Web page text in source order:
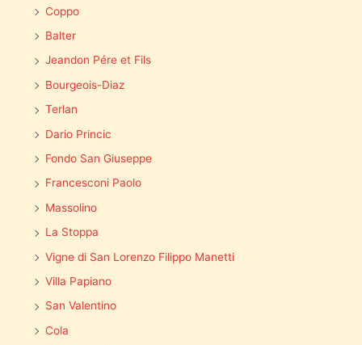
Coppo
Balter
Jeandon Pére et Fils
Bourgeois-Diaz
Terlan
Dario Princic
Fondo San Giuseppe
Francesconi Paolo
Massolino
La Stoppa
Vigne di San Lorenzo Filippo Manetti
Villa Papiano
San Valentino
Cola